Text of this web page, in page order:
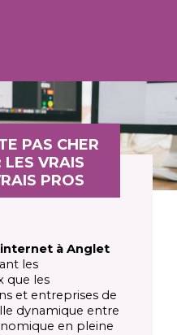
PAS CHER
VRAIS
PROS
à Anglet
les
que les
et entreprises de
dynamique entre
en pleine